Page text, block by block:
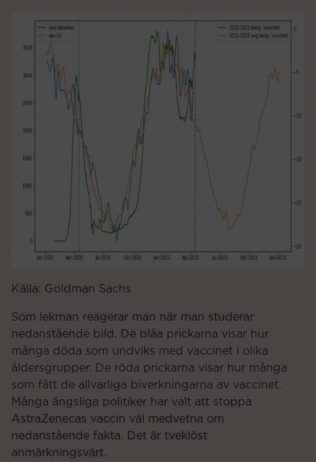
Källa: Goldman Sachs
Som lekman reagerar man när man studerar
nedanstående bild. De blåa prickarna visar hur
många döda som undviks med vaccinet i olika
åldersgrupper. De röda prickarna visar hur många
som fått de allvarliga biverkningarna av vaccinet.
Många ängsliga politiker har valt att stoppa
AstraZenecas vaccin väl medvetna om
nedanstående fakta. Det är tveklöst
anmärkningsvärt.